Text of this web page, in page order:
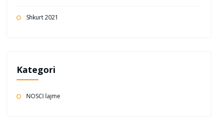
Shkurt 2021
Kategori
NOSCI lajme